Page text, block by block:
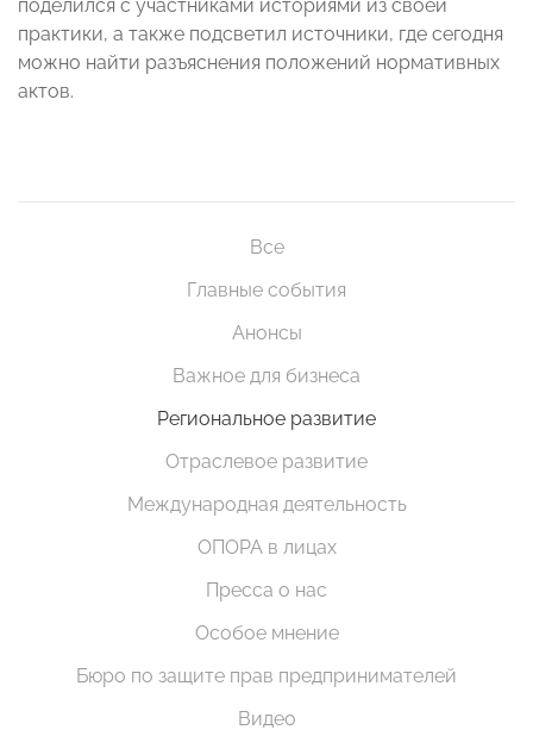
поделился с участниками историями из своей
практики, а также подсветил источники, где сегодня
можно найти разъяснения положений нормативных
актов.
Все
Главные события
Анонсы
Важное для бизнеса
Региональное развитие
Отраслевое развитие
Международная деятельность
ОПОРА в лицах
Пресса о нас
Особое мнение
Бюро по защите прав предпринимателей
Видео